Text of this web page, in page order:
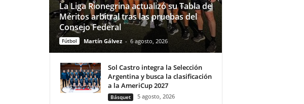
La Liga Rionegrina actualizó su Tabla de
Méritos arbitral tras las pruebas del
Consejo Federal
Fútbol Martín Gálvez - 6 agosto, 2026
Sol Castro integra la Selección
Argentina y busca la clasificación
a la AmeriCup 2027
Básquet 5 agosto, 2026